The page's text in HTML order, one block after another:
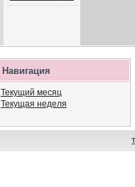
Навигация
Текущий месяц
Текущая неделя